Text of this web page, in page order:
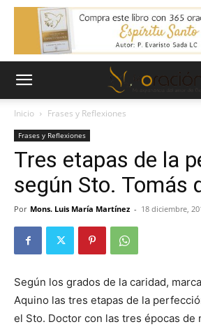
Inicio Frases y Reflexiones
Frases y Reflexiones
Tres etapas de la
según Sto. Tomás
Por Mons. Luis María Martínez - 18 diciembre,
Según los grados de la caridad,
Aquino las tres etapas de la
el Sto. Doctor con las tres épocas de